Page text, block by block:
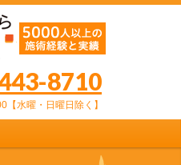
8710
水曜・日曜日除く】